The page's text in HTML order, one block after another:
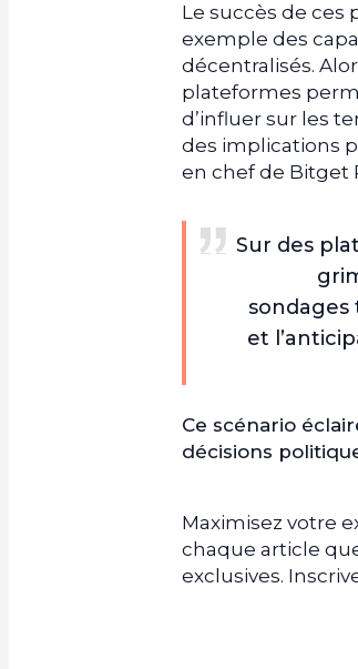
Le succès de ces
exemple des
décentralisés.
plateformes
d’influer sur les
des implications
en chef de Bitget
Sur des
sondages
et
Ce scénario
décisions
Maximisez votre
chaque article
exclusives.